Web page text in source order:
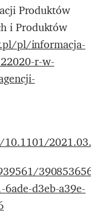
Produktów
i Produktów
pl/informacja-
r-w-
d3eb-a39e-